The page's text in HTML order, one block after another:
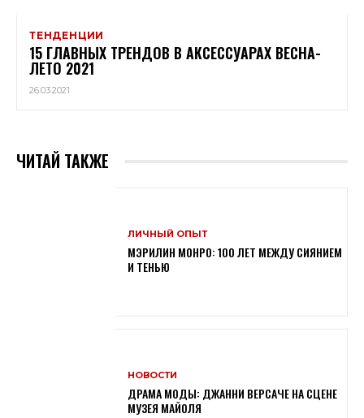
ТЕНДЕНЦИИ
15 ГЛАВНЫХ ТРЕНДОВ В АКСЕССУАРАХ ВЕСНА-
ЛЕТО 2021
26.03.2021
ЧИТАЙ ТАКЖЕ
ЛИЧНЫЙ ОПЫТ
МЭРИЛИН МОНРО: 100 ЛЕТ МЕЖДУ СИЯНИЕМ
И ТЕНЬЮ
НОВОСТИ
ДРАМА МОДЫ: ДЖАННИ ВЕРСАЧЕ НА СЦЕНЕ
МУЗЕЯ МАЙОЛЯ